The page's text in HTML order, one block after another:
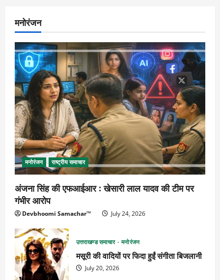
मनोरंजन
मनोरंजन राष्ट्रीय समाचार
अंजना सिंह की एफआईआर : खेसारी लाल यादव की टीम पर
गंभीर आरोप
Devbhoomi Samachar™ July 24, 2026
उत्तराखण्ड समाचार मनोरंजन
मसूरी की वादियों पर फिदा हुईं संगीता बिजलानी
July 20, 2026